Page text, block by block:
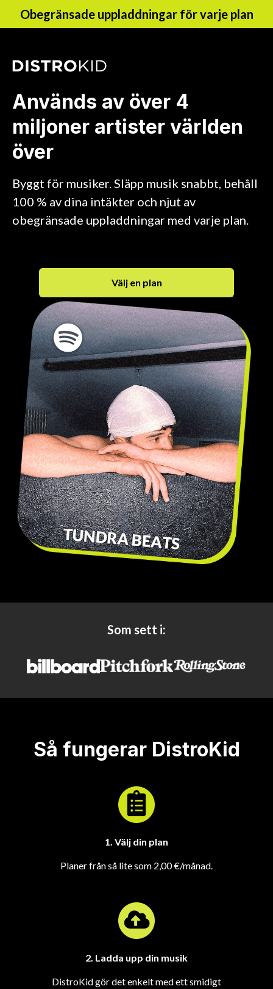
Obegränsade uppladdningar för varje plan
Används av över 4
miljoner artister världen
över
Byggt för musiker. Släpp musik snabbt, behåll
100 % av dina intäkter och njut av
obegränsade uppladdningar med varje plan.
Välj en plan
Som sett i:
Så fungerar DistroKid
1. Välj din plan
Planer från så lite som 2,00 €/månad.
2. Ladda upp din musik
DistroKid gör det enkelt med ett smidigt